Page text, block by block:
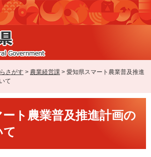
さがす > 農業経営課 > 愛知県スマート農業普及推進
て
ト農業普及推進計画の